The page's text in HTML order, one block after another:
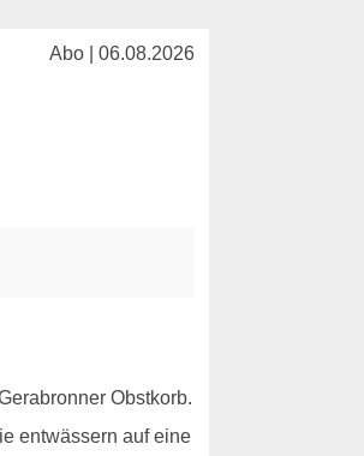
Abo | 06.08.2026
Obstkorb.
entwässern auf eine